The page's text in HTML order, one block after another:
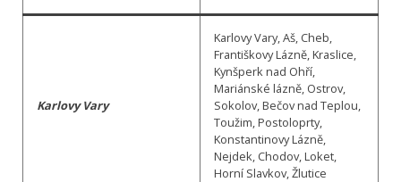
Karlovy Vary
Karlovy Vary, Aš, Cheb,
Františkovy Lázně, Kraslice,
Kynšperk nad Ohří,
Mariánské lázně, Ostrov,
Sokolov, Bečov nad Teplou,
Toužim, Postoloprty,
Konstantinovy Lázně,
Nejdek, Chodov, Loket,
Horní Slavkov, Žlutice